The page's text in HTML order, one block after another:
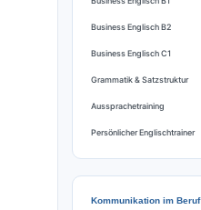
Business Englisch B2
Business Englisch C1
Grammatik & Satzstruktur
Aussprachetraining
Persönlicher Englischtrainer
Kommunikation im Beruf